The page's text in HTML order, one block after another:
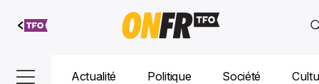
Aller au
contenu
Actualité Politique Société